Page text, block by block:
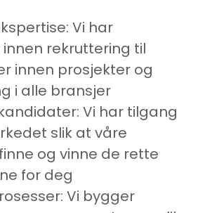
Vi har
rekruttering til
innen prosjekter og
i alle bransjer
Vi har tilgang
slik at våre
og vinne de rette
for deg
Vi bygger